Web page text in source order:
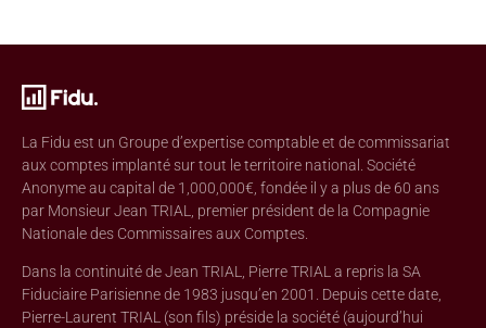
La Fidu est un Groupe d’expertise comptable et de commissariat
aux comptes implanté sur tout le territoire national. Société
Anonyme au capital de 1,000,000€, fondée il y a plus de 60 ans
par Monsieur Jean TRIAL, premier président de la Compagnie
Nationale des Commissaires aux Comptes.
Dans la continuité de Jean TRIAL, Pierre TRIAL a repris la SA
Fiduciaire Parisienne de 1983 jusqu’en 2001. Depuis cette date,
Pierre-Laurent TRIAL (son fils) préside la société (aujourd’hui